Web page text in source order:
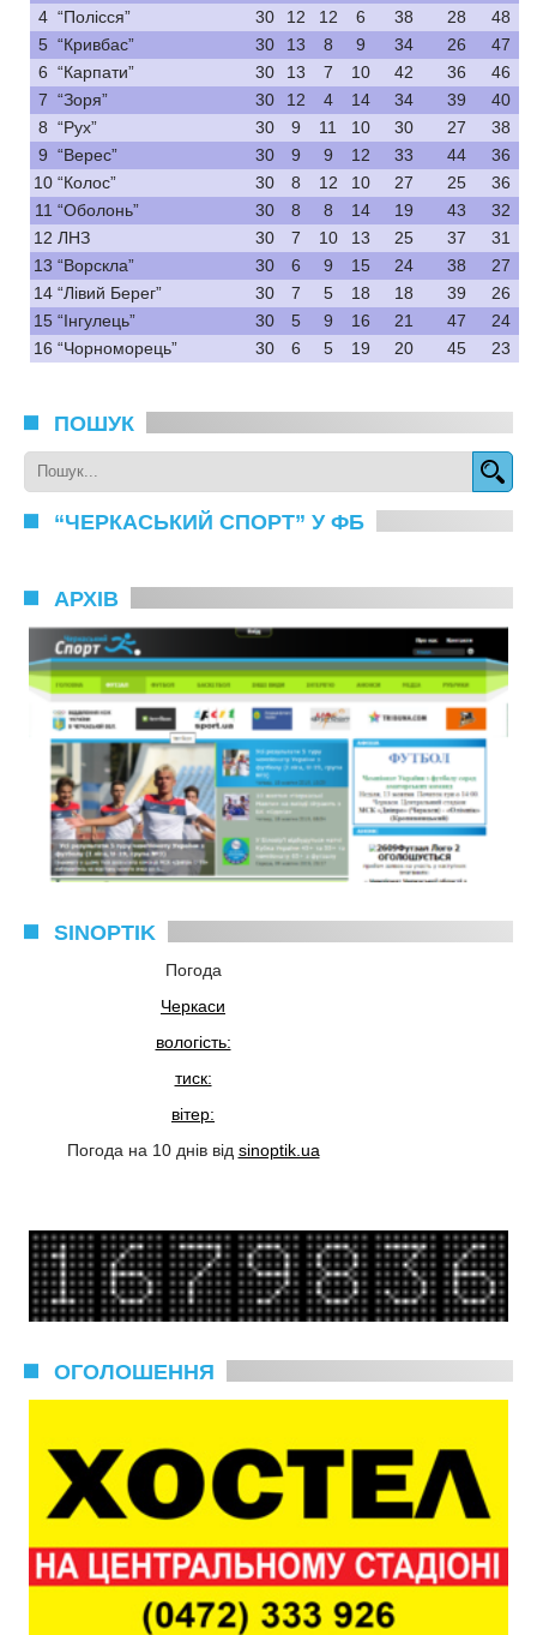
4 “Полісся” 30 12 12 6 38 28
48
5 “Кривбас” 30 13 8 9 34 26
47
6 “Карпати” 30 13 7 10 42 36
46
7 “Зоря” 30 12 4 14 34 39
40
8 “Рух” 30 9 11 10 30 27
38
9 “Верес” 30 9 9 12 33 44
36
10 “Колос” 30 8 12 10 27 25
36
11 “Оболонь” 30 8 8 14 19 43
32
12 ЛНЗ 30 7 10 13 25 37
31
13 “Ворскла” 30 6 9 15 24 38
27
14 “Лівий Берег” 30 7 5 18 18 39
26
15 “Інгулець” 30 5 9 16 21 47
24
16 “Чорноморець” 30 6 5 19 20 45 23
ПОШУК
“ЧЕРКАСЬКИЙ СПОРТ” У ФБ
АРХІВ
SINOPTIK
Погода
Черкаси
вологість:
тиск:
вітер:
Погода на 10 днів від sinoptik.ua
ОГОЛОШЕННЯ